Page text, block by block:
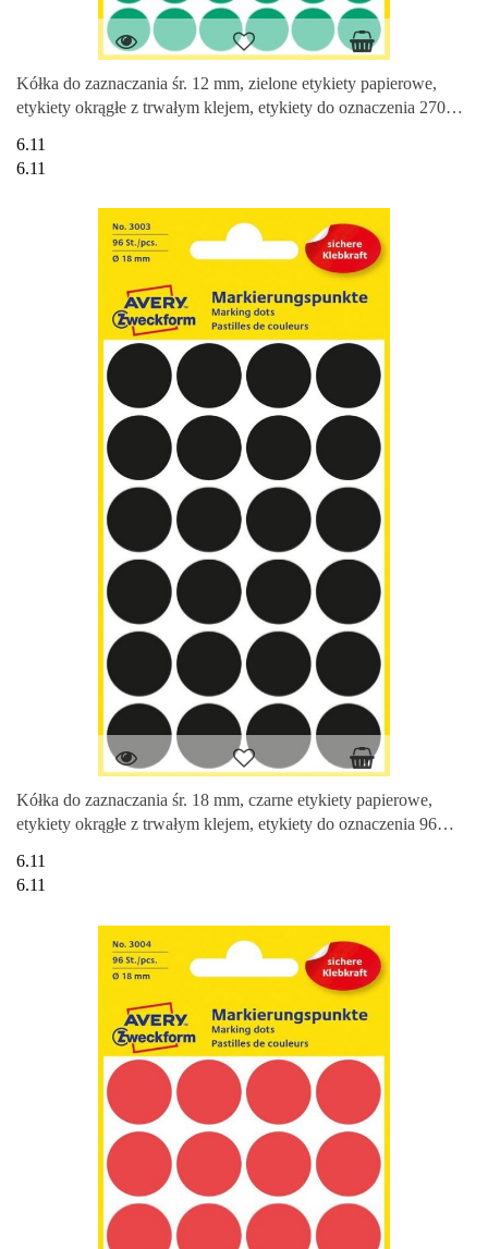
Kółka do zaznaczania śr. 12 mm, zielone etykiety papierowe,
etykiety okrągłe z trwałym klejem, etykiety do oznaczenia 270
6.11
6.11
Kółka do zaznaczania śr. 18 mm, czarne etykiety papierowe,
etykiety okrągłe z trwałym klejem, etykiety do oznaczenia 96
6.11
6.11